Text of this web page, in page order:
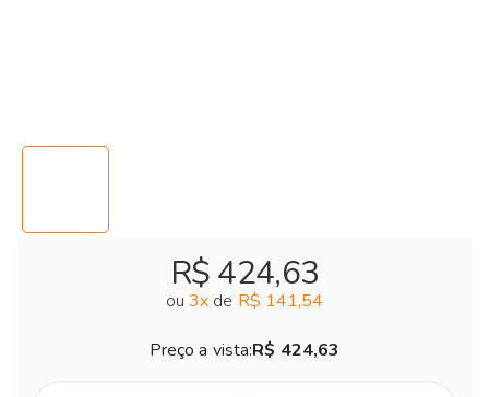
R$ 424,63
ou 3x de R$ 141,54
Preço a vista:R$ 424,63